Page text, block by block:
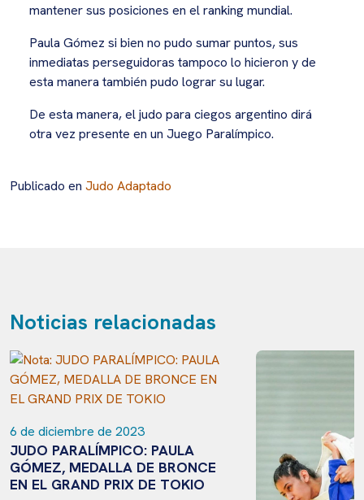
mantener sus posiciones en el ranking mundial.
Paula Gómez si bien no pudo sumar puntos, sus
inmediatas perseguidoras tampoco lo hicieron y de
esta manera también pudo lograr su lugar.
De esta manera, el judo para ciegos argentino dirá
otra vez presente en un Juego Paralímpico.
Publicado en Judo Adaptado
Noticias relacionadas
6 de diciembre de 2023
JUDO PARALÍMPICO: PAULA
GÓMEZ, MEDALLA DE BRONCE
EN EL GRAND PRIX DE TOKIO